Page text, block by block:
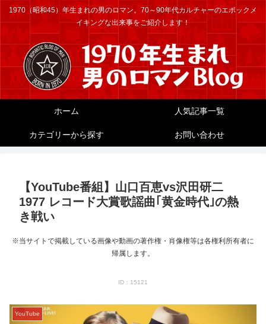
1970（昭和45）年生まれの男のロマン。70～90年代カルチャーのエポックメ
イキングな出来事をご紹介します！
ホーム 人気記事一覧
カテゴリーから探す お問い合わせ
【YouTube番組】山口百恵vs沢田研二
1977 レコード大賞歌謡曲｢黄金時代｣の熱
き戦い
※当サイトで掲載している画像や動画の著作権・肖像権等は各権利所有者に
帰属します。
ID：15121
YouTube